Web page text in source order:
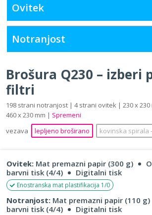
Ovitek
Notranjost
Brošura Q230 – izberi
filtri
198 strani notranjost | 4 strani ovitek | 230 x
460 x 230 mm | Spremeni
vezava
lepljeno broširano kovinska spirala ‐
Ovitek: Mat premazni papir (300 g)
barvni tisk (4/4)
Digitalni tisk
Enostranska mat plastifikacija 1/0
Notranjost: Mat premazni papir (110 g)
barvni tisk (4/4)
Digitalni tisk